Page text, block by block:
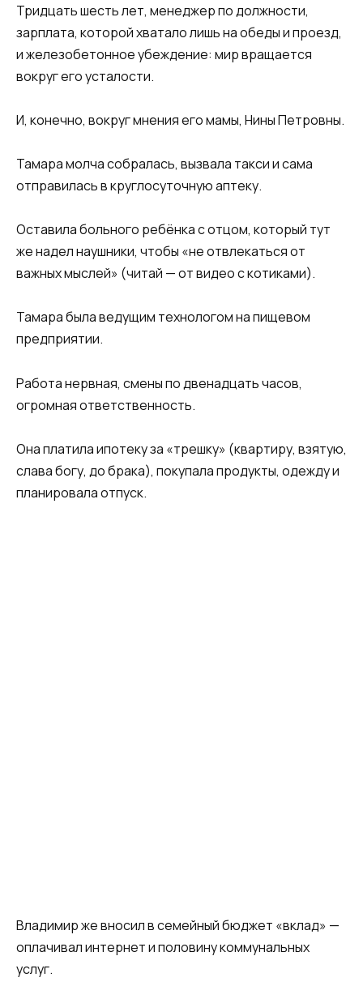
Тридцать шесть лет, менеджер по должности,
зарплата, которой хватало лишь на обеды и проезд,
и железобетонное убеждение: мир вращается
вокруг его усталости.
И, конечно, вокруг мнения его мамы, Нины Петровны.
Тамара молча собралась, вызвала такси и сама
отправилась в круглосуточную аптеку.
Оставила больного ребёнка с отцом, который тут
же надел наушники, чтобы «не отвлекаться от
важных мыслей» (читай — от видео с котиками).
Тамара была ведущим технологом на пищевом
предприятии.
Работа нервная, смены по двенадцать часов,
огромная ответственность.
Она платила ипотеку за «трешку» (квартиру, взятую,
слава богу, до брака), покупала продукты, одежду и
планировала отпуск.
Владимир же вносил в семейный бюджет «вклад» —
оплачивал интернет и половину коммунальных
услуг.